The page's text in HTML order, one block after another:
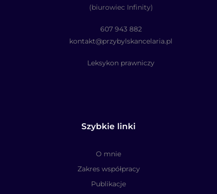
(biurowiec Infinity)
607 943 882
kontakt@przybylskancelaria.pl
Leksykon prawniczy
Szybkie linki
O mnie
Zakres współpracy
Publikacje